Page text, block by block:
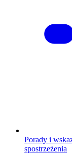
Porady i
spostrzeżenia